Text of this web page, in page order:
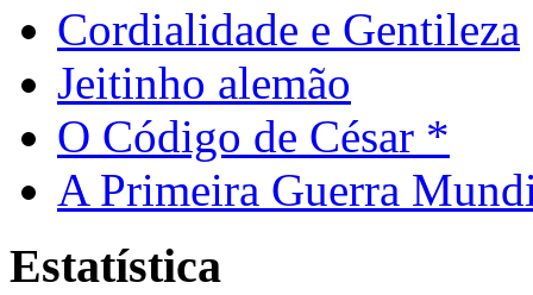
Cordialidade e Gentileza
Jeitinho alemão
O Código de César *
A Primeira Guerra
Estatística